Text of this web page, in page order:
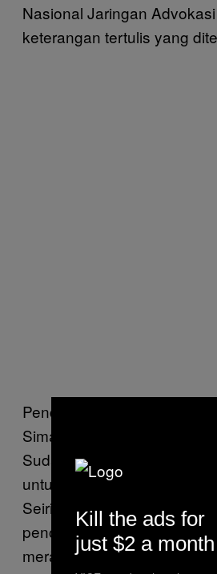
Nasional Jaringan
keterangan tertulis yang
Pendapat serupa
Simanjutank, Kepala
Sudah tugas Pertamina,
untuk membersihkan
Seiring pemulihan
pencemaran, seharusnya
merah itu berani
Kill the ads for
just $2 a month